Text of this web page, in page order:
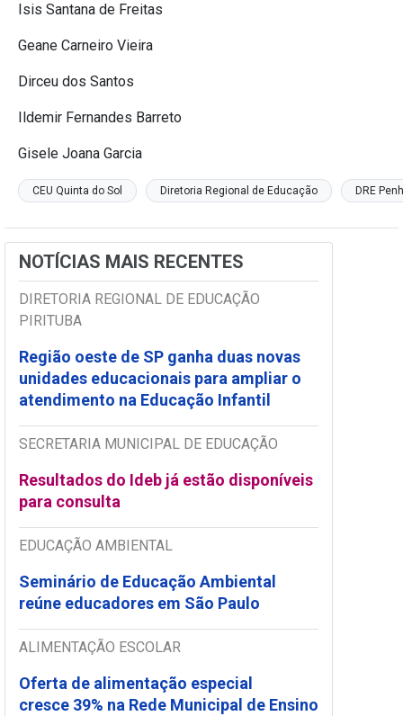
Isis Santana de Freitas
Geane Carneiro Vieira
Dirceu dos Santos
Ildemir Fernandes Barreto
Gisele Joana Garcia
CEU Quinta do Sol Diretoria Regional de Educação DRE
NOTÍCIAS MAIS RECENTES
DIRETORIA REGIONAL DE EDUCAÇÃO
PIRITUBA
Região oeste de SP ganha duas novas
unidades educacionais para ampliar o
atendimento na Educação Infantil
SECRETARIA MUNICIPAL DE EDUCAÇÃO
Resultados do Ideb já estão disponíveis
para consulta
EDUCAÇÃO AMBIENTAL
Seminário de Educação Ambiental
reúne educadores em São Paulo
ALIMENTAÇÃO ESCOLAR
Oferta de alimentação especial
cresce 39% na Rede Municipal de Ensino